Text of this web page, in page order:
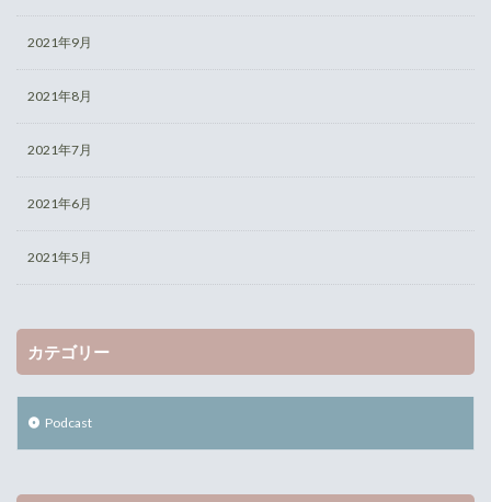
2021年9月
2021年8月
2021年7月
2021年6月
2021年5月
カテゴリー
Podcast